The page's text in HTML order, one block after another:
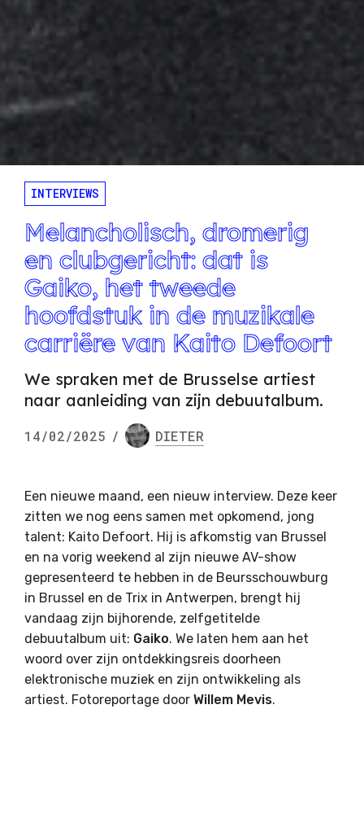
INTERVIEWS
Melancholisch, dromerig
en clubgericht: dat is
Gaiko, het tweede
hoofdstuk in de muzikale
carriëre van Kaito Defoort
We spraken met de Brusselse artiest
naar aanleiding van zijn debuutalbum.
14/02/2025 / DIETER
Een nieuwe maand, een nieuw interview. Deze keer
zitten we nog eens samen met opkomend, jong
talent: Kaito Defoort. Hij is afkomstig van Brussel
en na vorig weekend al zijn nieuwe AV-show
gepresenteerd te hebben in de Beursschouwburg
in Brussel en de Trix in Antwerpen, brengt hij
vandaag zijn bijhorende, zelfgetitelde
debuutalbum uit: Gaiko. We laten hem aan het
woord over zijn ontdekkingsreis doorheen
elektronische muziek en zijn ontwikkeling als
artiest. Fotoreportage door Willem Mevis.